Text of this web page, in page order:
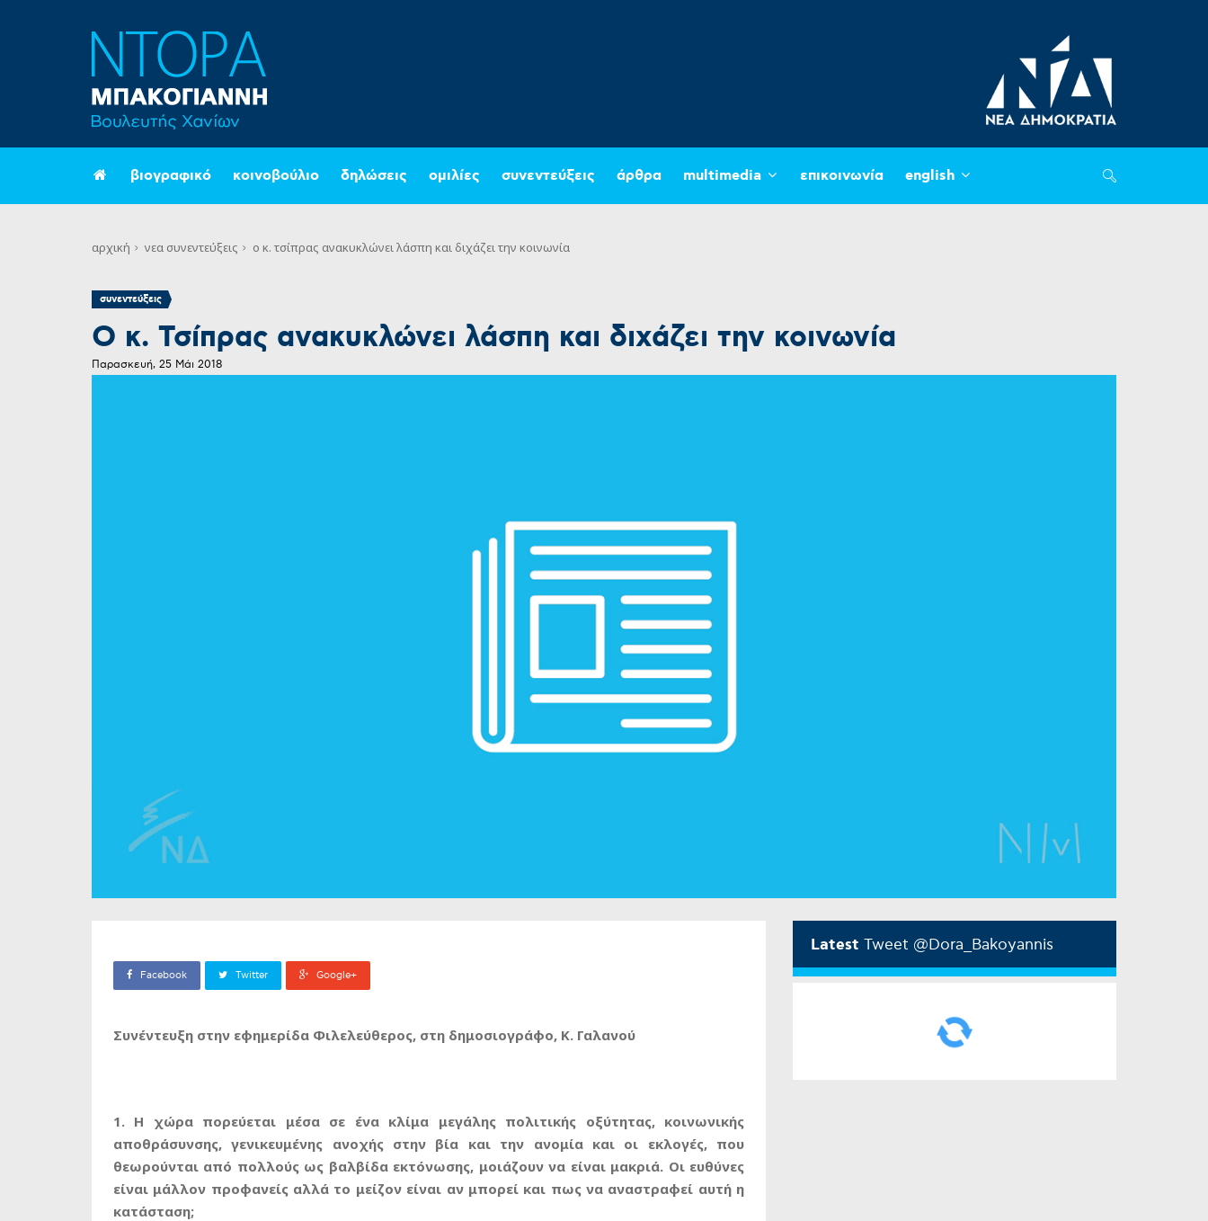
βιογραφικό κοινοβούλιο δηλώσεις ομιλίες συνεντεύξεις άρθρα multimedia επικοινωνία english
αρχική νεα συνεντεύξεις ο κ. τσίπρας ανακυκλώνει λάσπη και διχάζει την κοινωνία
συνεντεύξεις
Ο κ. Τσίπρας ανακυκλώνει λάσπη και διχάζει την κοινωνία
Παρασκευή, 25 Μάι 2018
Facebook Twitter Google+
Συνέντευξη στην εφημερίδα Φιλελεύθερος, στη δημοσιογράφο, Κ. Γαλανού
1. Η χώρα πορεύεται μέσα σε ένα κλίμα μεγάλης πολιτικής οξύτητας, κοινωνικής
αποθράσυνσης, γενικευμένης ανοχής στην βία και την ανομία και οι εκλογές, που
θεωρούνται από πολλούς ως βαλβίδα εκτόνωσης, μοιάζουν να είναι μακριά. Οι ευθύνες
είναι μάλλον προφανείς αλλά το μείζον είναι αν μπορεί και πως να αναστραφεί αυτή η
κατάσταση;
Latest Tweet @Dora_Bakoyannis